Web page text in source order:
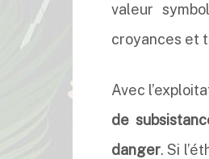
valeur
croyances et
Avec
de
danger. Si